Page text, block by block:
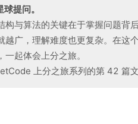
提问。
构与算法的关键在于掌握问题背
越广，理解难度也更复杂。在这
一起体会上分之旅。
上分之旅系列的第 42 篇